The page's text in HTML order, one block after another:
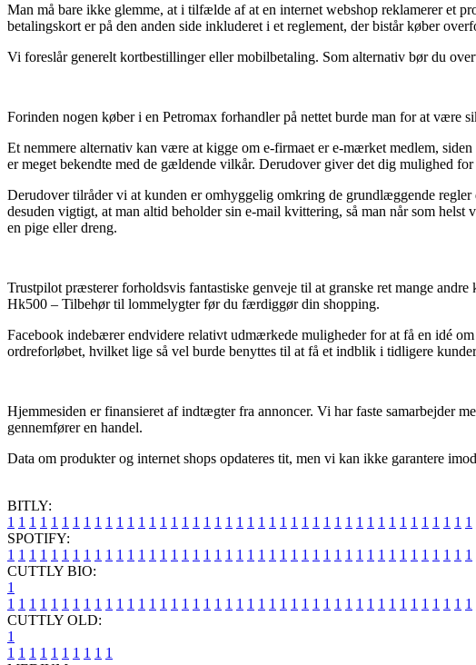
Man må bare ikke glemme, at i tilfælde af at en internet webshop reklamerer et
betalingskort er på den anden side inkluderet i et reglement, der bistår køber
Vi foreslår generelt kortbestillinger eller mobilbetaling. Som alternativ bør du
Forinden nogen køber i en Petromax forhandler på nettet burde man for at være
Et nemmere alternativ kan være at kigge om e-firmaet er e-mærket medlem,
er meget bekendte med de gældende vilkår. Derudover giver det dig mulighed
Derudover tilråder vi at kunden er omhyggelig omkring de grundlæggende
desuden vigtigt, at man altid beholder sin e-mail kvittering, så man når som
en pige eller dreng.
Trustpilot præsterer forholdsvis fantastiske genveje til at granske ret mange
Hk500 – Tilbehør til lommelygter før du færdiggør din shopping.
Facebook indebærer endvidere relativt udmærkede muligheder for at få en idé
ordreforløbet, hvilket lige så vel burde benyttes til at få et indblik i tidligere
Hjemmesiden er finansieret af indtægter fra annoncer. Vi har faste samarbejder
gennemfører en handel.
Data om produkter og internet shops opdateres tit, men vi kan ikke garantere
BITLY:
1 1 1 1 1 1 1 1 1 1 1 1 1 1 1 1 1 1 1 1 1 1 1 1 1 1 1 1 1 1 1 1 1 1 1 1 1 1 1 1 1 1 1
SPOTIFY:
1 1 1 1 1 1 1 1 1 1 1 1 1 1 1 1 1 1 1 1 1 1 1 1 1 1 1 1 1 1 1 1 1 1 1 1 1 1 1 1 1 1 1
CUTTLY BIO:
1
1 1 1 1 1 1 1 1 1 1 1 1 1 1 1 1 1 1 1 1 1 1 1 1 1 1 1 1 1 1 1 1 1 1 1 1 1 1 1 1 1 1 1
CUTTLY OLD:
1
1 1 1 1 1 1 1 1 1 1